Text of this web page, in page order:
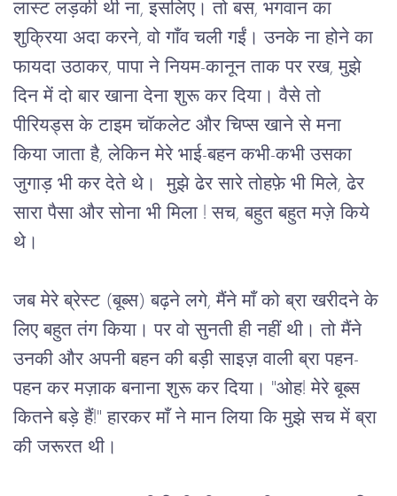
लास्ट लड़की थी ना, इसलिए। तो बस, भगवान का
शुक्रिया अदा करने, वो गाँव चली गईं। उनके ना होने का
फायदा उठाकर, पापा ने नियम-कानून ताक पर रख, मुझे
दिन में दो बार खाना देना शुरू कर दिया। वैसे तो
पीरियड्स के टाइम चॉकलेट और चिप्स खाने से मना
किया जाता है, लेकिन मेरे भाई-बहन कभी-कभी उसका
जुगाड़ भी कर देते थे।
मुझे ढेर सारे तोहफ़े भी मिले, ढेर
सारा पैसा और सोना भी मिला ! सच, बहुत बहुत मज़े किये
थे।
जब मेरे ब्रेस्ट (बूब्स) बढ़ने लगे, मैंने माँ को ब्रा खरीदने के
लिए बहुत तंग किया। पर वो सुनती ही नहीं थी। तो मैंने
उनकी और अपनी बहन की बड़ी साइज़ वाली ब्रा पहन-
पहन कर मज़ाक बनाना शुरू कर दिया। "ओह! मेरे बूब्स
कितने बड़े हैं!" हारकर माँ ने मान लिया कि मुझे सच में ब्रा
की जरूरत थी।